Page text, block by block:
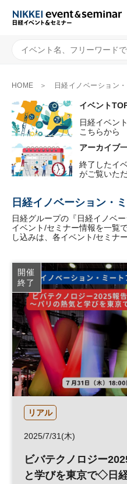
HOME 日経イノベーション
イベント
日経イベン
こちらから
アーカイブ
終了したイ
がご覧いた
日経イノベーション・
日経グループの『日経イノベ
イベント/セミナー情報を一覧
し込みは、各イベント/セミナ
開催
終了
リアル
2025/7/31(木)
ビバテクノロジー
と学びを東京で◇日